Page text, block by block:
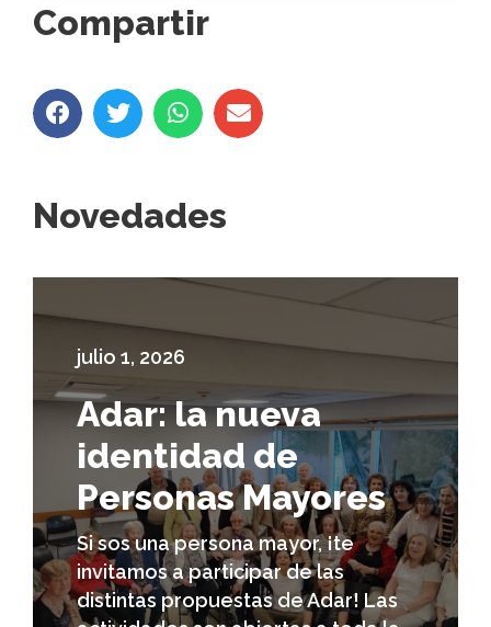
Compartir
Novedades
julio 1, 2026
Adar: la nueva
identidad de
Personas Mayores
Si sos una persona mayor, ¡te
invitamos a participar de las
distintas propuestas de Adar! Las